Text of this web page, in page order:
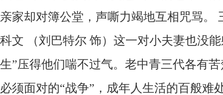
亲家却对簿公堂，声嘶力竭地互相咒骂。
科文
（刘巴特尔 饰）这一对小夫妻也没
生”压得他们喘不过气。老中青三代各有
必须面对的“战争”，成年人生活的百般难